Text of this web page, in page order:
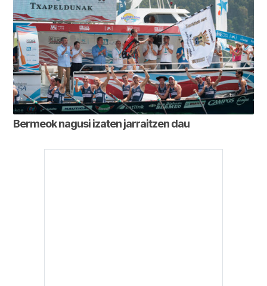
Bermeok nagusi izaten jarraitzen dau